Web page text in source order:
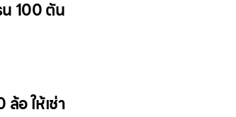
น 100 ตัน
ล้อ ให้เช่า